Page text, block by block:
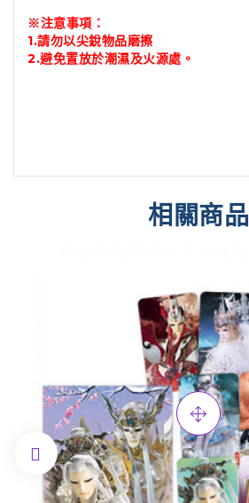
※注意事項：
1.請勿以尖銳物品磨擦
2.避免置放於潮濕及火源處。
相關商品
